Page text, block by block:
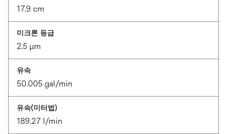
17.9 cm
미크론 등급
2.5 μm
유속
50.005 gal/min
유속(미터법)
189.27 l/min